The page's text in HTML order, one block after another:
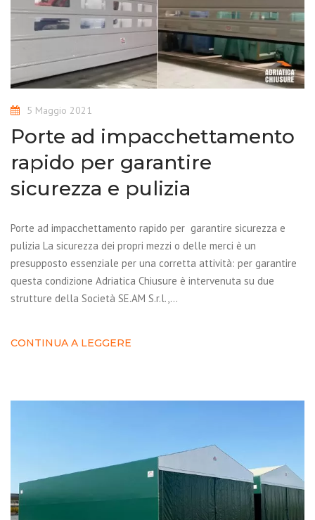
5 Maggio 2021
Porte ad impacchettamento
rapido per garantire
sicurezza e pulizia
Porte ad impacchettamento rapido per garantire sicurezza e
pulizia La sicurezza dei propri mezzi o delle merci è un
presupposto essenziale per una corretta attività: per garantire
questa condizione Adriatica Chiusure è intervenuta su due
strutture della Società SE.AM S.r.l.,…
CONTINUA A LEGGERE